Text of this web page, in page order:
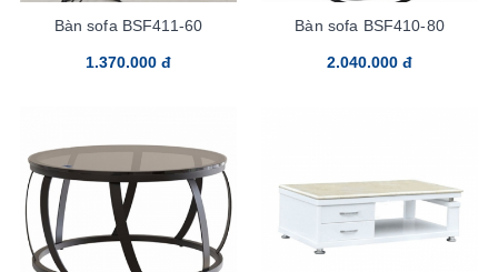
Bàn sofa BSF411-60
1.370.000 đ
Bàn sofa BSF410-80
2.040.000 đ